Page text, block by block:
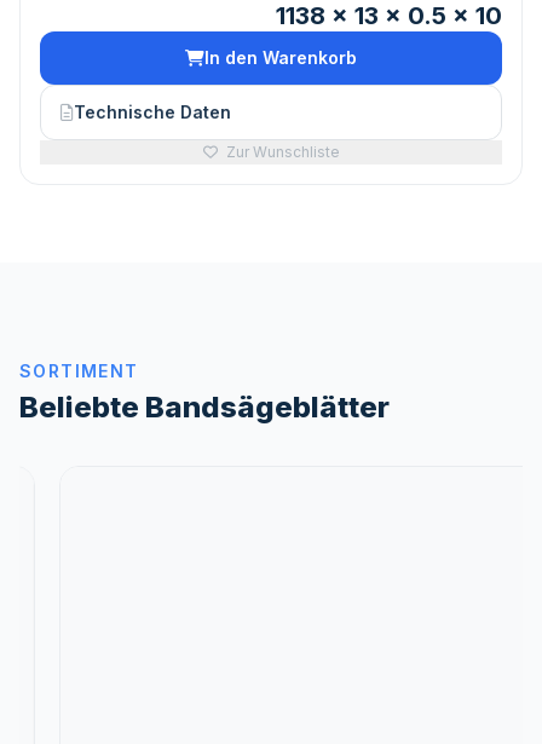
1138 x 13 x 0.5 x 10
In den Warenkorb
Technische Daten
Zur Wunschliste
SORTIMENT
Beliebte Bandsägeblätter